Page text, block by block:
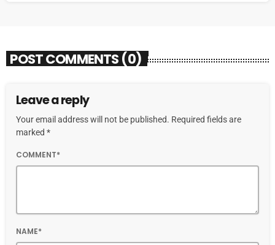
POST COMMENTS (0)
Leave a reply
Your email address will not be published. Required fields are
marked *
COMMENT*
NAME*